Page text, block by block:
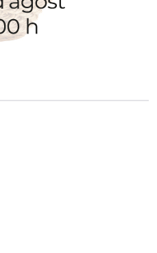
i enviada directament
nostre butlletí i segueix